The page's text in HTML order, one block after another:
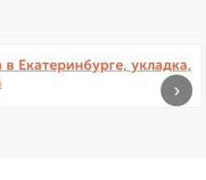
Екатеринбурге, укладка,
›